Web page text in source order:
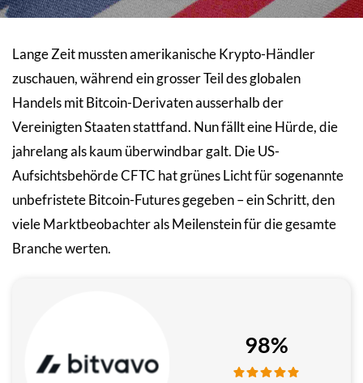
Lange Zeit mussten amerikanische Krypto-Händler
zuschauen, während ein grosser Teil des globalen
Handels mit Bitcoin-Derivaten ausserhalb der
Vereinigten Staaten stattfand. Nun fällt eine Hürde, die
jahrelang als kaum überwindbar galt. Die US-
Aufsichtsbehörde CFTC hat grünes Licht für sogenannte
unbefristete Bitcoin-Futures gegeben – ein Schritt, den
viele Marktbeobachter als Meilenstein für die gesamte
Branche werten.
98%